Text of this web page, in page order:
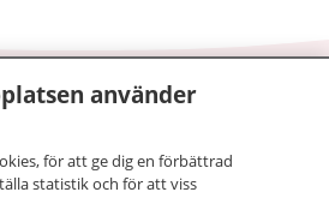
din hälsa och vård
om hälsa och information om
du kan kontakta.
använder
för att ge dig en förbättrad
statistik och för att viss